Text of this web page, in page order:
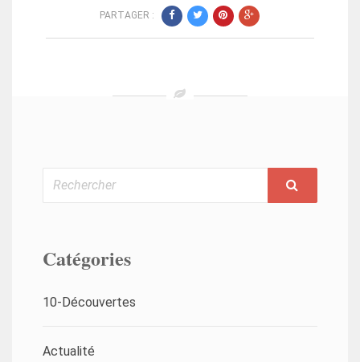
PARTAGER :
Rechercher
Catégories
10-Découvertes
Actualité